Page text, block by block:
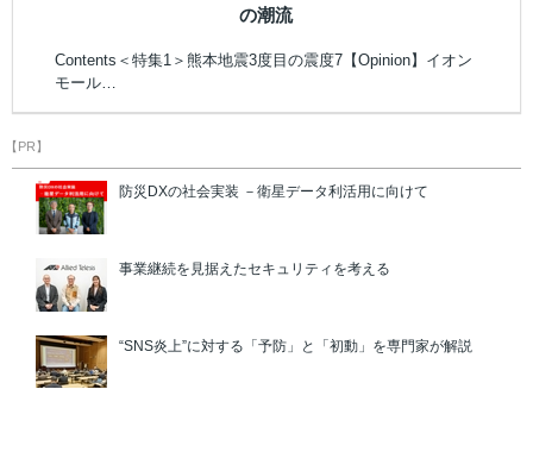
の潮流
Contents＜特集1＞熊本地震3度目の震度7【Opinion】イオン
モール…
【PR】
防災DXの社会実装 －衛星データ利活用に向けて
事業継続を見据えたセキュリティを考える
“SNS炎上”に対する「予防」と「初動」を専門家が解説